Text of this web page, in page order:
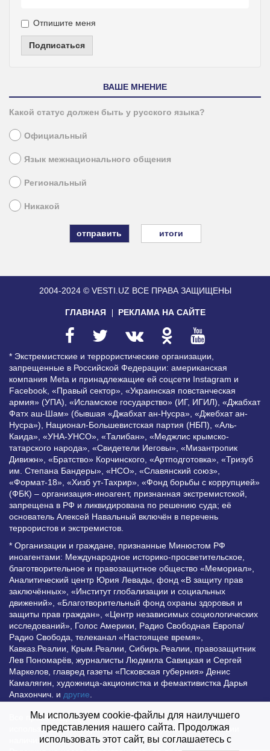
Отпишите меня
Подписаться
ВАШЕ МНЕНИЕ
Какой статус должен быть у русского языка?
Официальный
Язык межнационального общения
Региональный
Никакой
итоги
2004-2024 © VESTI.UZ ВСЕ ПРАВА ЗАЩИЩЕНЫ
ГЛАВНАЯ РЕКЛАМА НА САЙТЕ
* Экстремистские и террористические организации,
запрещенные в Российской Федерации: американская
компания Meta и принадлежащие ей соцсети Instagram и
Facebook, «Правый сектор», «Украинская повстанческая
армия» (УПА), «Исламское государство» (ИГ, ИГИЛ), «Джабхат
Фатх аш-Шам» (бывшая «Джабхат ан-Нусра», «Джебхат ан-
Нусра»), Национал-Большевистская партия (НБП), «Аль-
Каида», «УНА-УНСО», «Талибан», «Меджлис крымско-
татарского народа», «Свидетели Иеговы», «Мизантропик
Дивижн», «Братство» Корчинского, «Артподготовка», «Тризуб
им. Степана Бандеры», «НСО», «Славянский союз»,
«Формат-18», «Хизб ут-Тахрир», «Фонд борьбы с коррупцией»
(ФБК) – организация-иноагент, признанная экстремистской,
запрещена в РФ и ликвидирована по решению суда; её
основатель Алексей Навальный включён в перечень
террористов и экстремистов.
* Организации и граждане, признанные Минюстом РФ
иноагентами: Международное историко-просветительское,
благотворительное и правозащитное общество «Мемориал»,
Аналитический центр Юрия Левады, фонд «В защиту прав
заключённых», «Институт глобализации и социальных
движений», «Благотворительный фонд охраны здоровья и
защиты прав граждан», «Центр независимых социологических
исследований», Голос Америки, Радио Свободная Европа/
Радио Свобода, телеканал «Настоящее время»,
Кавказ.Реалии, Крым.Реалии, Сибирь.Реалии, правозащитник
Лев Пономарёв, журналисты Людмила Савицкая и Сергей
Маркелов, главред газеты «Псковская губерния» Денис
Камалягин, художница-акционистка и фемактивистка Дарья
Апахончич. и другие
Все права защищены и охраняются законом. Любое
использование материалов сайта допустимо при условии
наличия активной гиперссылки на Vesti.UZ.
Мы используем cookie-файлы для наилучшего
представления нашего сайта. Продолжая
использовать этот сайт, вы соглашаетесь с